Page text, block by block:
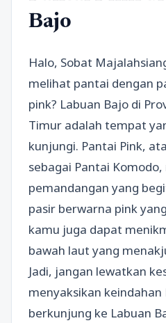
Bajo
Halo, Sobat
melihat pantai dengan
pink? Labuan Bajo di
Timur adalah tempat
kunjungi. Pantai Pink,
sebagai Pantai
pemandangan yang
pasir berwarna pink
kamu juga dapat
bawah laut yang
Jadi, jangan lewatkan
menyaksikan keindahan
berkunjung ke Labuan